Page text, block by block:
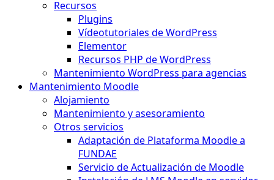
Recursos
Plugins
Vídeotutoriales de WordPress
Elementor
Recursos PHP de WordPress
Mantenimiento WordPress para agencias
Mantenimiento Moodle
Alojamiento
Mantenimiento y asesoramiento
Otros servicios
Adaptación de Plataforma Moodle a
FUNDAE
Servicio de Actualización de Moodle